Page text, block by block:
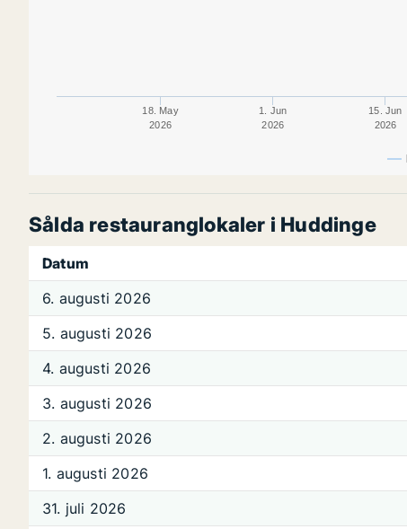
18. May
2026
1. Jun
2026
15. Jun
2026
Sålda restauranglokaler i Huddinge
Datum
6. augusti 2026
5. augusti 2026
4. augusti 2026
3. augusti 2026
2. augusti 2026
1. augusti 2026
31. juli 2026